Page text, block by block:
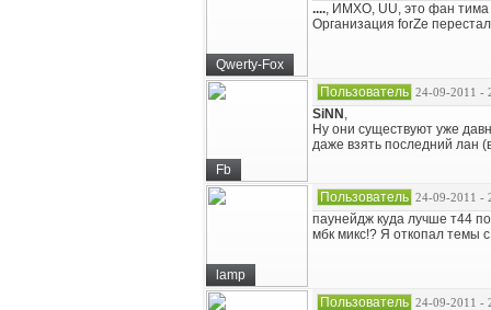
Qwerty-Fox
...., ИМХО, UU, это фан тима
Организация forZe
Fb
Пользователь 24-09-2011 -
SiNN ,
Ну они существуют уже
даже взять последний лан
lamp
Пользователь 24-09-2011 -
паунейдж куда лучше т44
мбк микс!? Я откопал темы
Пользователь 24-09-2011 -